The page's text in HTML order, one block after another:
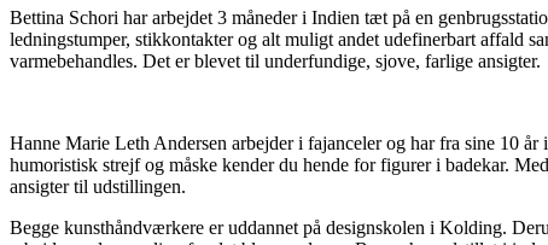
Bettina Schori har arbejdet 3 måneder i Indien tæt på en
ledningstumper, stikkontakter og alt muligt andet udefinerbart affald
varmebehandles. Det er blevet til underfundige, sjove, farlige ansigter.
Hanne Marie Leth Andersen arbejder i fajanceler og har fra sine 10
humoristisk strejf og måske kender du hende for figurer i badekar.
ansigter til udstillingen.
Begge kunsthåndværkere er uddannet på designskolen i Kolding.